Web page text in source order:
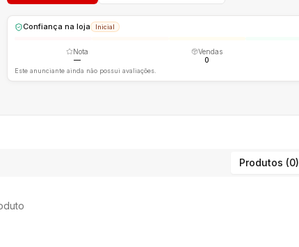
Confiança na loja Inicial
Nota
—
Vendas
0
Este anunciante ainda não possui avaliações.
Produtos (0)